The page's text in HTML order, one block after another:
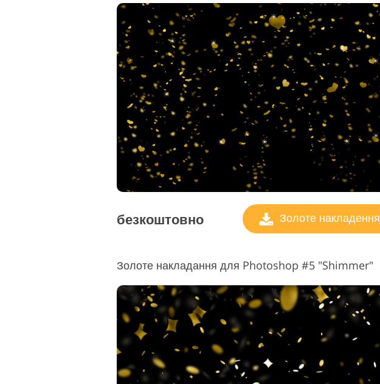
безкоштовно Золоте накладення
Золоте накладання для Photoshop #5 "Shimmer"